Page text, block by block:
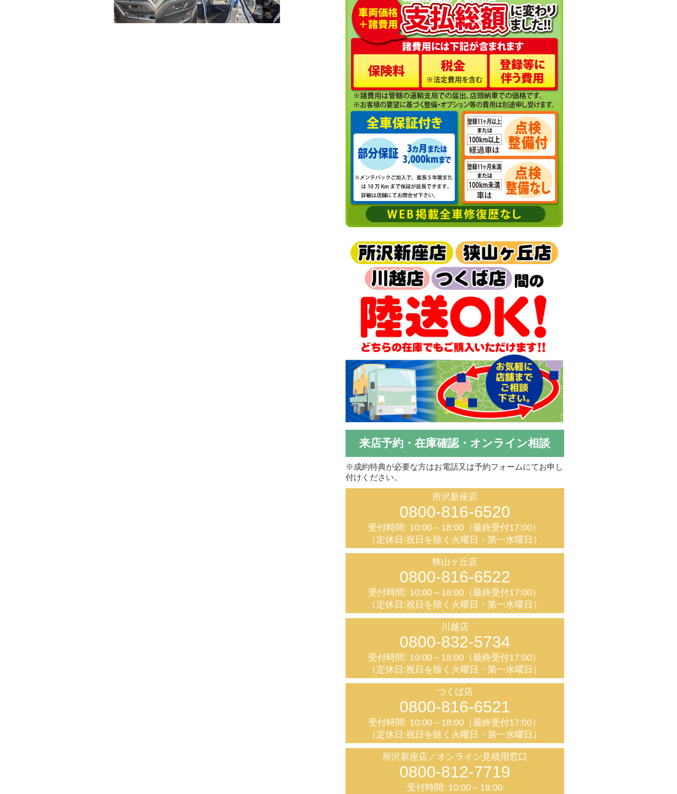
来店予約・在庫確認・オンライン相談
※成約特典が必要な方はお電話又は予約フォームにてお申し
付けください。
所沢新座店
0800-816-6520
受付時間: 10:00～18:00（最終受付17:00）
（定休日:祝日を除く火曜日・第一水曜日）
狭山ヶ丘店
0800-816-6522
受付時間: 10:00～18:00（最終受付17:00）
（定休日:祝日を除く火曜日・第一水曜日）
川越店
0800-832-5734
受付時間: 10:00～18:00（最終受付17:00）
（定休日:祝日を除く火曜日・第一水曜日）
つくば店
0800-816-6521
受付時間: 10:00～18:00（最終受付17:00）
（定休日:祝日を除く火曜日・第一水曜日）
所沢新座店／オンライン見積用窓口
0800-812-7719
受付時間: 10:00～18:00